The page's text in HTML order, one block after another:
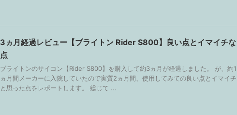
3ヵ月経過レビュー【ブライトン Rider S800】良い点とイマイチな
点
ブライトンのサイコン【Rider S800】を購入して約3ヵ月が経過しました。 が、約1
ヵ月間メーカーに入院していたので実質2ヵ月間、使用してみての良い点とイマイチ
と思った点をレポートします。 総じて ...